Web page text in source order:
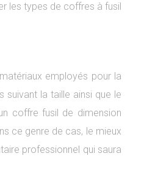
les types de coffres à fusil
employés pour la
suivant la taille ainsi que le
coffre fusil de dimension
ce genre de cas, le mieux
professionnel qui saura